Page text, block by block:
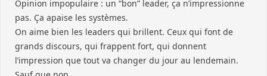
Opinion impopulaire : un “bon” leader, ça n’impressionne
pas. Ça apaise les systèmes.
On aime bien les leaders qui brillent. Ceux qui font de
grands discours, qui frappent fort, qui donnent
l’impression que tout va changer du jour au lendemain.